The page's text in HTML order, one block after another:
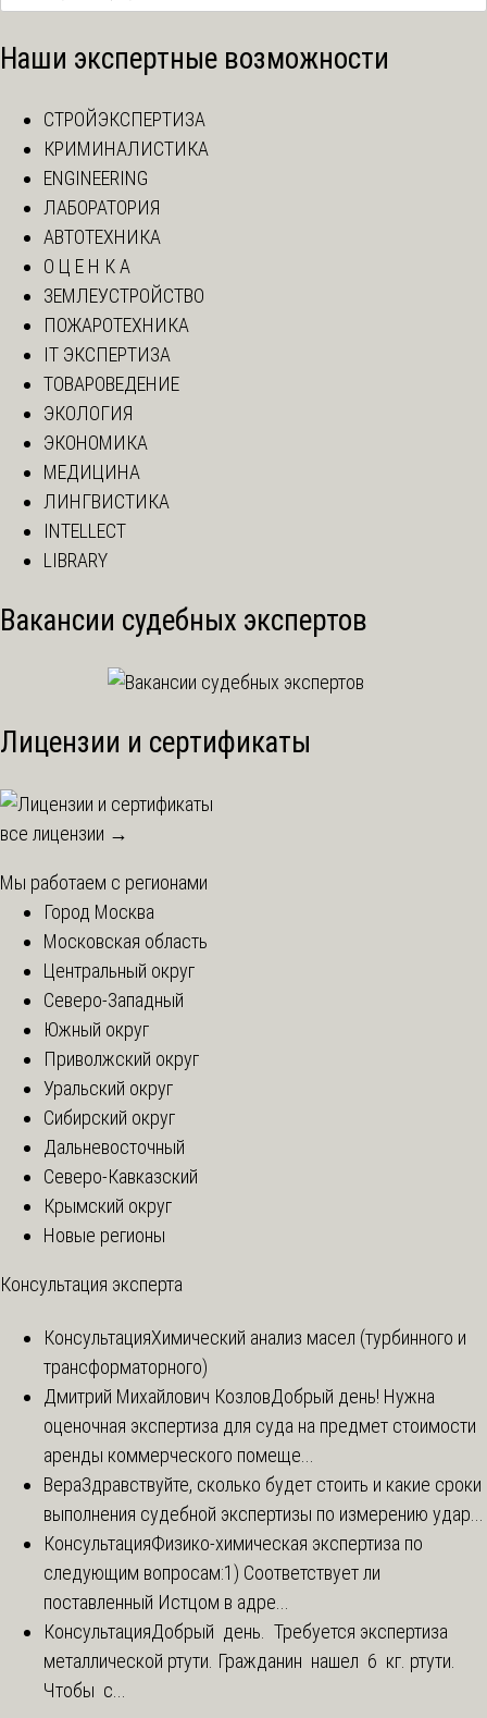
Наши экспертные возможности
СТРОЙЭКСПЕРТИЗА
КРИМИНАЛИСТИКА
ENGINEERING
ЛАБОРАТОРИЯ
АВТОТЕХНИКА
О Ц Е Н К А
ЗЕМЛЕУСТРОЙСТВО
ПОЖАРОТЕХНИКА
IT ЭКСПЕРТИЗА
ТОВАРОВЕДЕНИЕ
ЭКОЛОГИЯ
ЭКОНОМИКА
МЕДИЦИНА
ЛИНГВИСТИКА
INTELLECT
LIBRARY
Вакансии судебных экспертов
Лицензии и сертификаты
все лицензии →
Мы работаем с регионами
Город Москва
Московская область
Центральный округ
Северо-Западный
Южный округ
Приволжский округ
Уральский округ
Сибирский округ
Дальневосточный
Северо-Кавказский
Крымский округ
Новые регионы
Консультация эксперта
КонсультацияХимический анализ масел (турбинного и
трансформаторного)
Дмитрий Михайлович КозловДобрый день! Нужна
оценочная экспертиза для суда на предмет стоимости
аренды коммерческого помеще...
ВераЗдравствуйте, сколько будет стоить и какие сроки
выполнения судебной экспертизы по измерению удар...
КонсультацияФизико-химическая экспертиза по
следующим вопросам:1) Соответствует ли
поставленный Истцом в адре...
КонсультацияДобрый день. Требуется экспертиза
металлической ртути. Гражданин нашел 6 кг. ртути.
Чтобы с...